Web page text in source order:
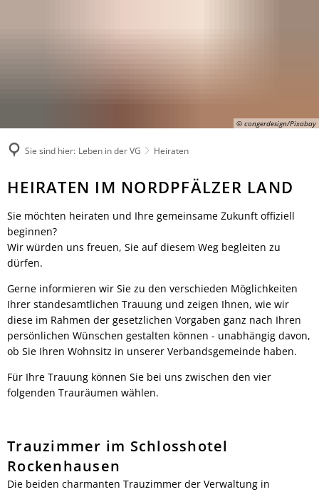
Natur-Erlebnisbad
Verbandsgemeindewerke
Bildung
Vereine
Feuerwehren
Mobilität (ÖPNV)
Links mit Bezug zur jüdischen
Bürgerbus
Finanzen & Satzungen
Notfallvorsorge
Öffentliche Bekanntmachungen
Organigramm
Übernachten
Regionale Produkte
© congerdesign/Pixabay
Sie sind hier: Leben in der VG Heiraten
Heiraten
HEIRATEN IM NORDPFÄLZER LAND
Sie möchten heiraten und Ihre gemeinsame Zukunft offiziell
beginnen?
Wir würden uns freuen, Sie auf diesem Weg begleiten zu
dürfen.
Gerne informieren wir Sie zu den verschieden Möglichkeiten
Ihrer standesamtlichen Trauung und zeigen Ihnen, wie wir
diese im Rahmen der gesetzlichen Vorgaben ganz nach Ihren
persönlichen Wünschen gestalten können - unabhängig davon,
ob Sie Ihren Wohnsitz in unserer Verbandsgemeinde haben.
Für Ihre Trauung können Sie bei uns zwischen den vier
folgenden Trauräumen wählen.
Trauzimmer im Schlosshotel
Rockenhausen
Die beiden charmanten Trauzimmer der Verwaltung in